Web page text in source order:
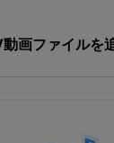
画ファイルを